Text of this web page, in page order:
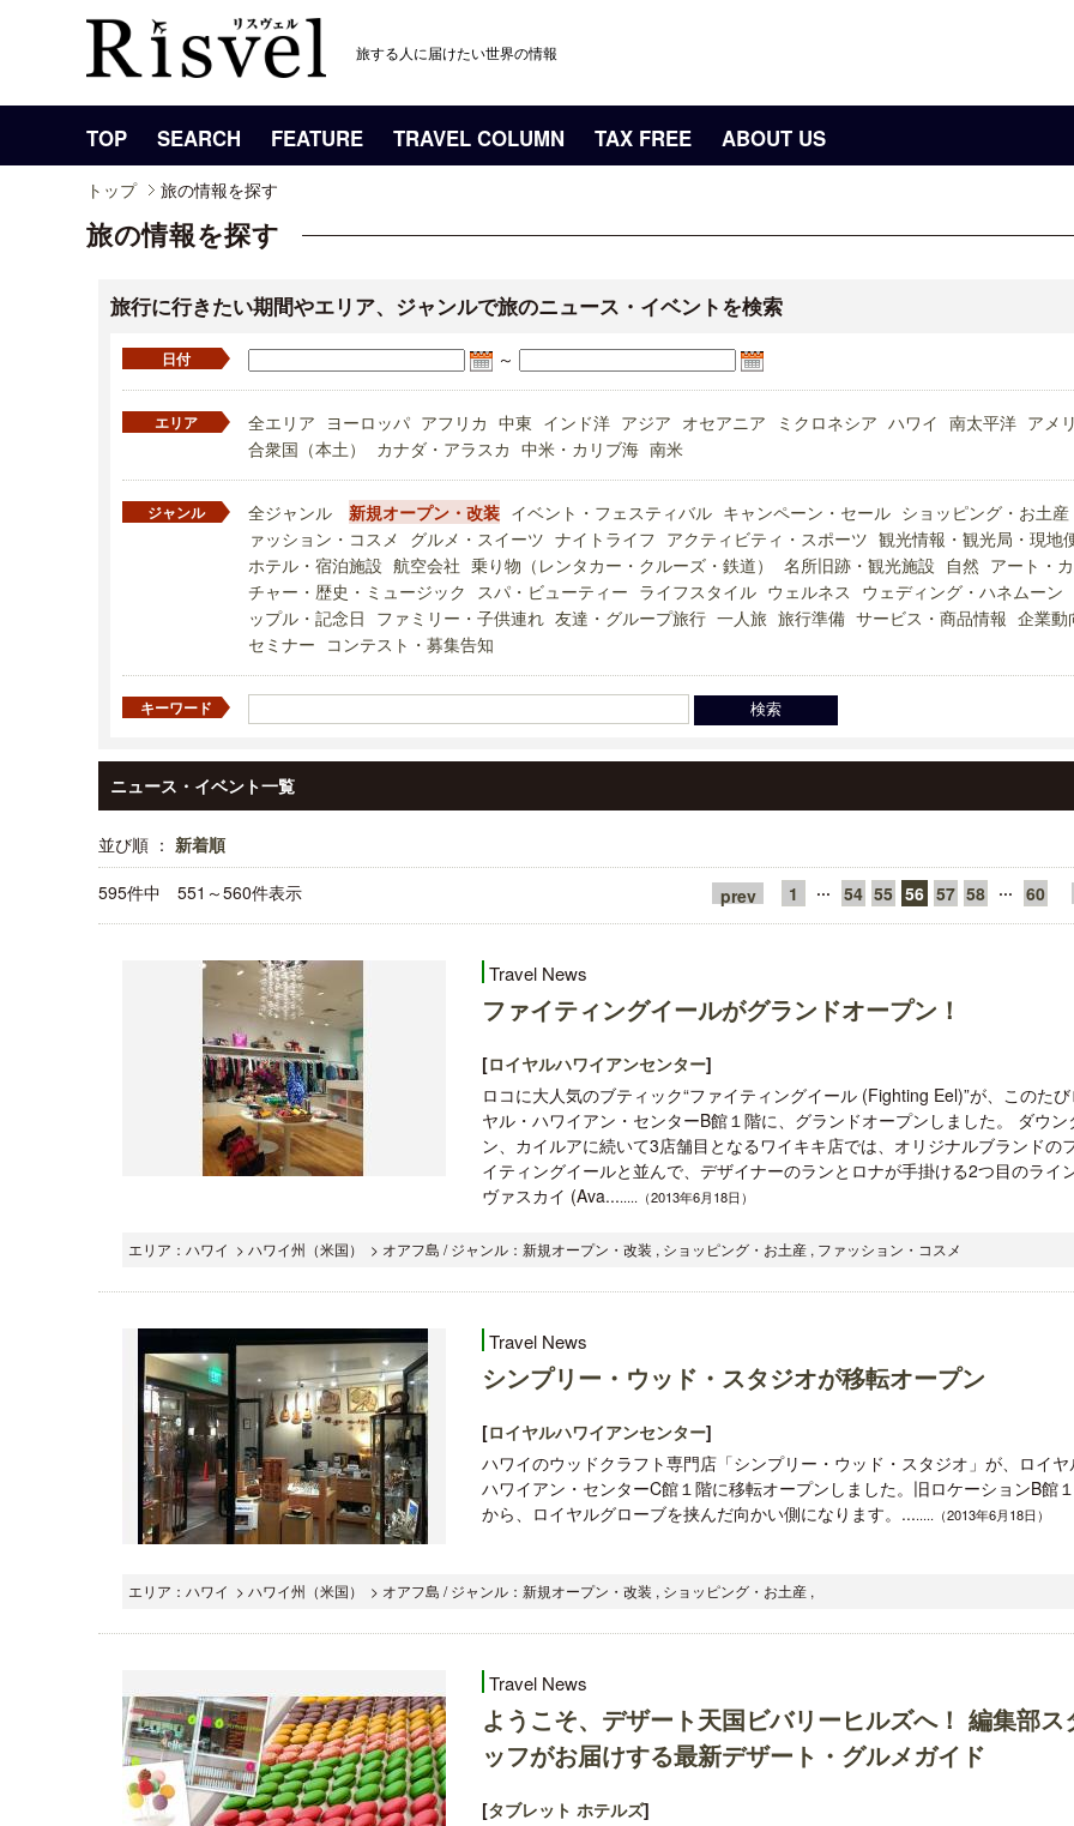
旅する人に届けたい世界の情報
TOP SEARCH FEATURE TRAVEL COLUMN TAX FREE ABOUT US
トップ 旅の情報を探す
旅の情報を探す
旅行に行きたい期間やエリア、ジャンルで旅のニュース・イベントを検索
日付 ～
エリア 全エリア ヨーロッパ アフリカ 中東 インド洋 アジア オセアニア ミクロネシア ハワイ 南太平洋 アメ
合衆国（本土）
カナダ・アラスカ 中米・カリブ海 南米
ジャンル 全ジャンル 新規オープン・改装 イベント・フェスティバル キャンペーン・セール ショッピング・お土産
ァッション・コスメ グルメ・スイーツ ナイトライフ アクティビティ・スポーツ 観光情報・観光局・現地
ホテル・宿泊施設 航空会社 乗り物（レンタカー・クルーズ・鉄道） 名所旧跡・観光施設 自然 アート・
チャー・歴史・ミュージック スパ・ビューティー ライフスタイル ウェルネス ウェディング・ハネムーン
ップル・記念日 ファミリー・子供連れ 友達・グループ旅行 一人旅 旅行準備 サービス・商品情報 企業動
セミナー コンテスト・募集告知
キーワード
ニュース・イベント一覧
並び順 ： 新着順
595件中 551～560件表示
prev 1 ··· 54 55 56 57 58 ··· 60
Travel News
ファイティングイールがグランドオープン！
[ロイヤルハワイアンセンター]
ロコに大人気のブティック“ファイティングイール (Fighting Eel)”が、このたび
ヤル・ハワイアン・センターB館１階に、グランドオープンしました。 ダウン
ン、カイルアに続いて3店舗目となるワイキキ店では、オリジナルブランドの
イティングイールと並んで、デザイナーのランとロナが手掛ける2つ目のライ
ヴァスカイ (Ava........（2013年6月18日）
エリア：ハワイ > ハワイ州（米国） > オアフ島 / ジャンル：新規オープン・改装 , ショッピング・お土産 , ファッション・コスメ
Travel News
シンプリー・ウッド・スタジオが移転オープン
[ロイヤルハワイアンセンター]
ハワイのウッドクラフト専門店「シンプリー・ウッド・スタジオ」が、ロイヤ
ハワイアン・センターC館１階に移転オープンしました。旧ロケーションB館
から、ロイヤルグローブを挟んだ向かい側になります。........（2013年6月18日）
エリア：ハワイ > ハワイ州（米国） > オアフ島 / ジャンル：新規オープン・改装 , ショッピング・お土産 ,
Travel News
ようこそ、デザート天国ビバリーヒルズへ！ 編集部ス
ッフがお届けする最新デザート・グルメガイド
[タブレット ホテルズ]
開業50周年に合わせ「ザ ビュッフェ
アット ハイアット」のメニューを刷
新
ロサンゼルス観光局、ウォ
ズニーゆかりのスポット10